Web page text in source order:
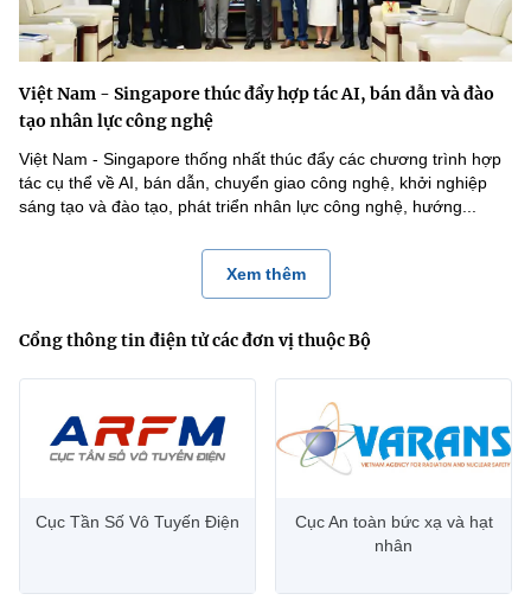
Việt Nam - Singapore thúc đẩy hợp tác AI, bán dẫn và đào
tạo nhân lực công nghệ
Việt Nam - Singapore thống nhất thúc đẩy các chương trình hợp
tác cụ thể về AI, bán dẫn, chuyển giao công nghệ, khởi nghiệp
sáng tạo và đào tạo, phát triển nhân lực công nghệ, hướng...
Xem thêm
Cổng thông tin điện tử các đơn vị thuộc Bộ
Cục Tần Số Vô Tuyến Điện
Cục An toàn bức xạ và hạt
nhân